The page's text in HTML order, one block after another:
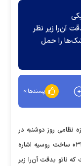
نوشت، میگ-۳۱، یکی
آن‌را زیر نظر
را حمل
پسندها:۰
روز دوشنبه در
مطلبی به توانمندی جنگنده‌های رهگیر «میگ-۳۱» ساخت روسیه اشاره
است که ناتو بدقت آن‌را زیر